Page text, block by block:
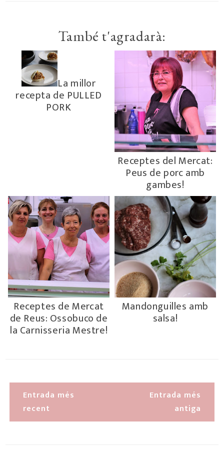
També t'agradarà:
La millor
recepta de PULLED
PORK
Receptes del Mercat:
Peus de porc amb
gambes!
Receptes de Mercat
de Reus: Ossobuco de
la Carnisseria Mestre!
Mandonguilles amb
salsa!
Entrada més
recent
Entrada més
antiga